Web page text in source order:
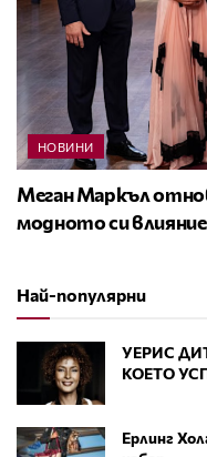
НОВИНИ
Меган Маркъл
модното си влияние
Най-популярни
УЕРИС
КОЕТО
Ерлинг